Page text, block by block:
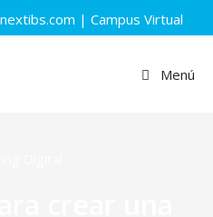
| Campus Virtual
Menú